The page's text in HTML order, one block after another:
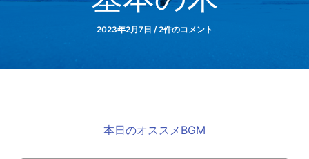
2023年2月7日 /2件のコメント
本日のオススメBGM